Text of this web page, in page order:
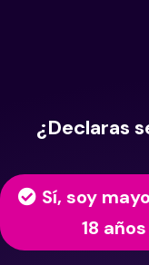
¿Declaras
Sí, soy
18 años